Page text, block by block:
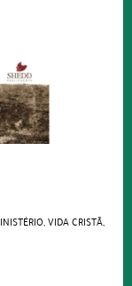
,VIDA CRISTÃ,